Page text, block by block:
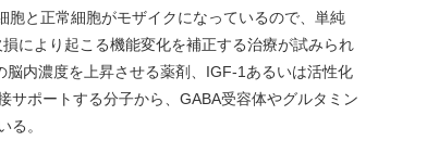
と正常細胞がモザイクになっているので、単純
により起こる機能変化を補正する治療が試みられ
内濃度を上昇させる薬剤、IGF-1あるいは活性化
ポートする分子から、GABA受容体やグルタミン
る。